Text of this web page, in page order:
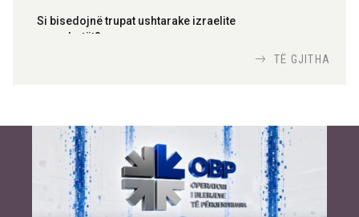
Si bisedojnë trupat ushtarake izraelite
me robotët?
inteligjente izraelite
Or Shalom
TË GJITHA